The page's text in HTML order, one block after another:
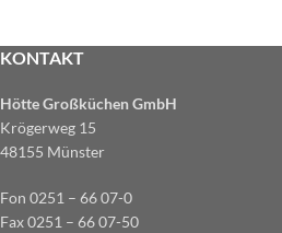
KONTAKT
Hötte Großküchen GmbH
Krögerweg 15
48155 Münster
Fon 0251 – 66 07-0
Fax 0251 – 66 07-50